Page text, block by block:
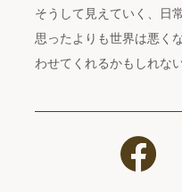
そうして見えていく、日
思ったよりも世界は悪く
わせてくれるかもしれない